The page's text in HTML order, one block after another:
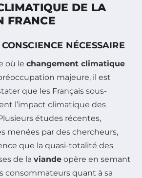
DE LA
FRANCE
NÉCESSAIRE
où le changement climatique
majeure, il est
que les Français sous-
l’impact climatique des
études récentes,
menées par des chercheurs,
que la quasi-totalité des
de la viande opère en semant
consommateurs quant à sa